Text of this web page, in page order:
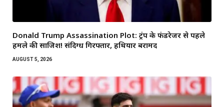
Donald Trump Assassination Plot: ट्रंप के फंडरेजर से पहले
हमले की साजिश! संदिग्ध गिरफ्तार, हथियार बरामद
AUGUST 5, 2026